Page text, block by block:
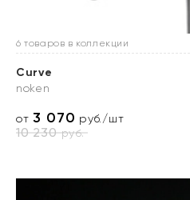
6 товаров в коллекции
Curve
noken
от3 070 руб./шт
10 230руб.